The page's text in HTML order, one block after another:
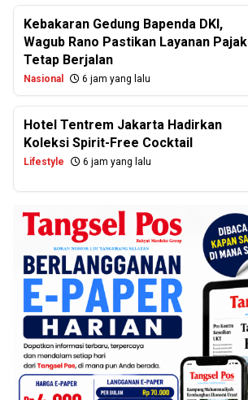
Kebakaran Gedung Bapenda DKI,
Wagub Rano Pastikan Layanan Pajak
Tetap Berjalan
Nasional 6 jam yang lalu
Hotel Tentrem Jakarta Hadirkan
Koleksi Spirit-Free Cocktail
Lifestyle 6 jam yang lalu